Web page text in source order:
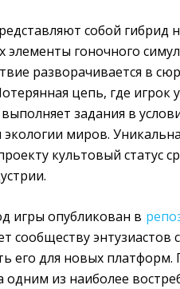
собой гибрид
гоночного
разворачивается в
цепь, где
задания в
миров.
культовый статус
игры опубликован в
сообществу
его для новых
одним из наиболее